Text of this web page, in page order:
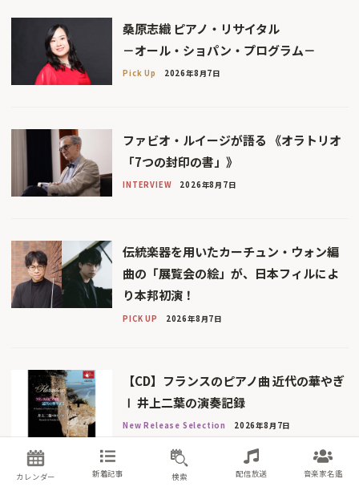
桑原志織 ピアノ・リサイタル
－オール・ショパン・プログラム－
Pick Up 2026年8月7日
ファビオ・ルイージが語る 《オラトリオ
「7つの封印の書」》
INTERVIEW 2026年8月7日
伝統楽器を用いたカーチュン・ウォン編
曲の「展覧会の絵」が、日本フィルによ
り本邦初演！
PICK UP 2026年8月7日
【CD】フランスのピアノ曲 近代の華やぎ
Ⅰ 井上二葉の演奏記録
New Release Selection 2026年8月7日
カレンダー 新着記事 検索 配信放送 音楽家名鑑